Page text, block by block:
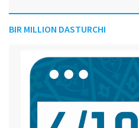
BIR MILLION DASTURCHI